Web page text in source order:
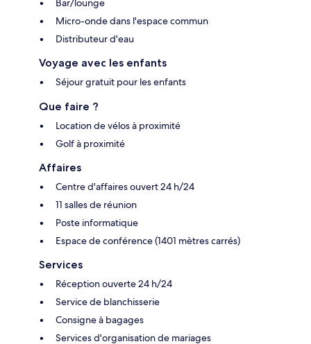
Bar/lounge
Micro-onde dans l'espace commun
Distributeur d'eau
Voyage avec les enfants
Séjour gratuit pour les enfants
Que faire ?
Location de vélos à proximité
Golf à proximité
Affaires
Centre d'affaires ouvert 24 h/24
11 salles de réunion
Poste informatique
Espace de conférence (1401 mètres carrés)
Services
Réception ouverte 24 h/24
Service de blanchisserie
Consigne à bagages
Services d'organisation de mariages